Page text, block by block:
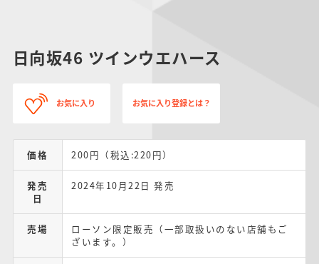
日向坂46 ツインウエハース
お気に入り お気に入り登録とは？
価格 200円（税込:220円）
発売
日
2024年10月22日 発売
売場
ローソン限定販売（一部取扱いのない店舗もご
ざいます。）